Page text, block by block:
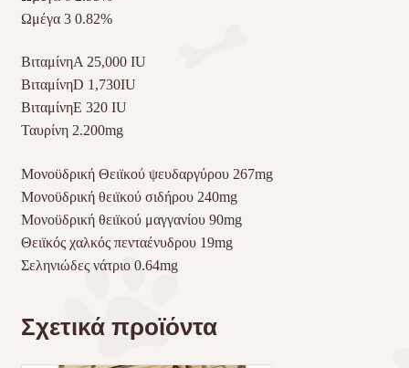
Ωμέγα 3 0.82%
ΒιταμίνηΑ 25,000 IU
ΒιταμίνηD 1,730IU
ΒιταμίνηE 320 IU
Ταυρίνη 2.200mg
Μονοϋδρική Θειϊκού ψευδαργύρου 267mg
Μονοϋδρική θειϊκού σιδήρου 240mg
Μονοϋδρική θειϊκού μαγγανίου 90mg
Θειϊκός χαλκός πενταένυδρου 19mg
Σεληνιώδες νάτριο 0.64mg
Σχετικά προϊόντα